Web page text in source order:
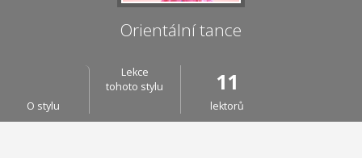
Orientální tance
O stylu
Lekce
tohoto stylu
11
lektorů